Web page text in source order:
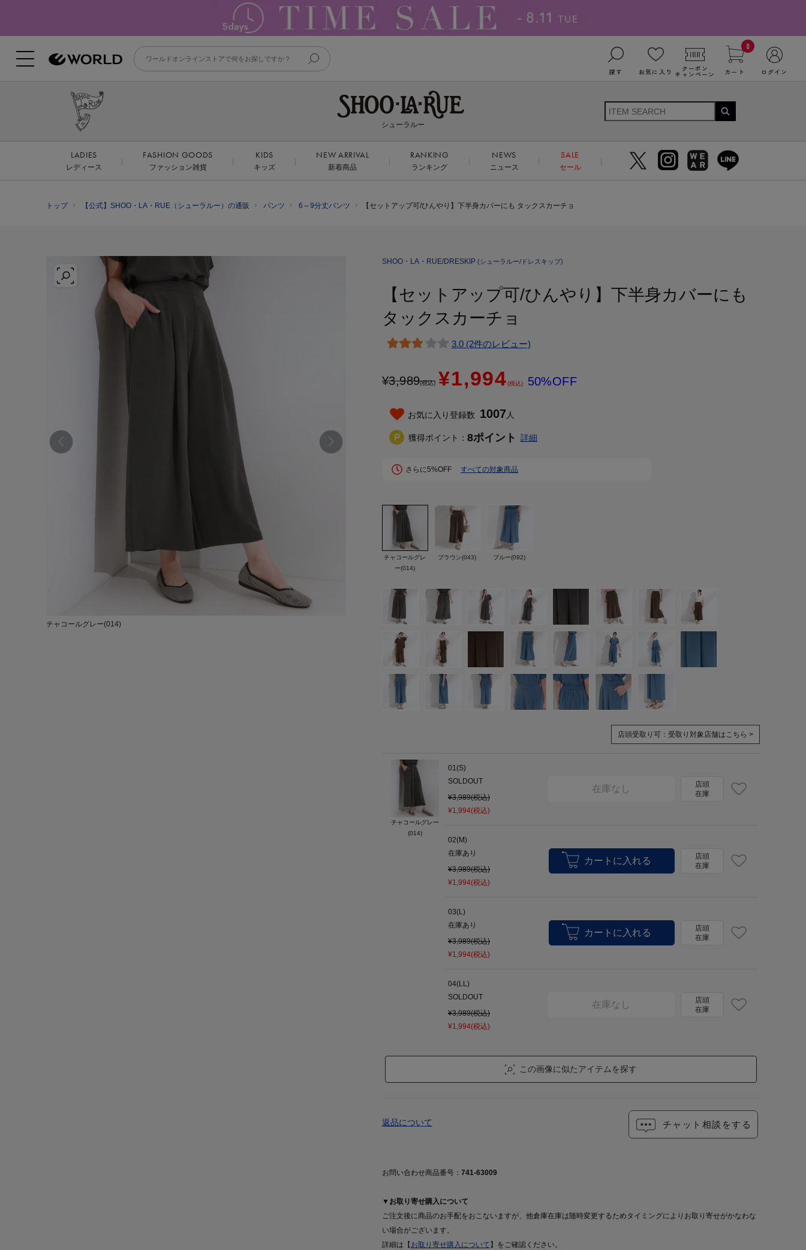
探す お気に入り クーポン
キャンペーン
0
カート ログイン
シューラルー
LADIES
レディース
FASHION GOODS
ファッション雑貨
KIDS
キッズ
NEW ARRIVAL
新着商品
RANKING
ランキング
NEWS
ニュース
SALE
セール
トップ 【公式】SHOO・LA・RUE（シューラルー）の通販 パンツ 6～9分丈パンツ 【セットアップ可/ひんやり】下半身カバーにも タックスカーチョ
チャコールグレー(014)
SHOO・LA・RUE/DRESKIP (シューラルー/ドレスキップ)
【セットアップ可/ひんやり】下半身カバーにも
タックスカーチョ
3.0 (2件のレビュー)
¥3,989(税込) ¥1,994(税込) 50%OFF
お気に入り登録数 1007人
獲得ポイント： 8ポイント 詳細
さらに5%OFF すべての対象商品
チャコールグレ
ー(014)
ブラウン(043) ブルー(092)
店頭受取り可： 受取り対象店舗はこちら >
チャコールグレー
(014)
01(S)
SOLDOUT
¥3,989(税込)
¥1,994(税込)
在庫なし
店頭
在庫
02(M)
在庫あり
¥3,989(税込)
¥1,994(税込)
店頭
在庫
03(L)
在庫あり
¥3,989(税込)
¥1,994(税込)
店頭
在庫
04(LL)
SOLDOUT
¥3,989(税込)
¥1,994(税込)
在庫なし
店頭
在庫
この画像に似たアイテムを探す
チャット相談をする
返品について
お問い合わせ商品番号： 741-63009
▼お取り寄せ購入について
ご注文後に商品のお手配をおこないますが、他倉庫在庫は随時変更するためタイミングによりお取り寄せがかなわな
い場合がございます。
詳細は【 お取り寄せ購入について 】をご確認ください。